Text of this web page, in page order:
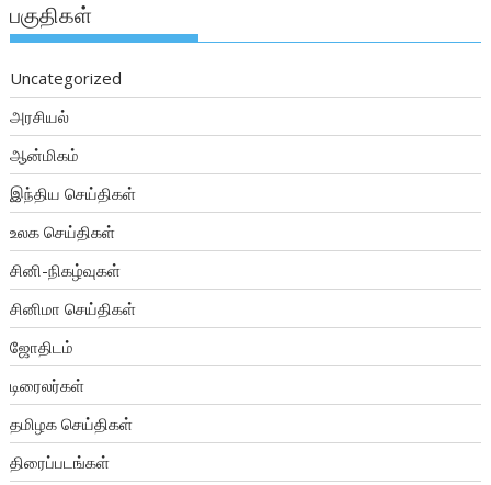
பகுதிகள்
Uncategorized
அரசியல்
ஆன்மிகம்
இந்திய செய்திகள்
உலக செய்திகள்
சினி-நிகழ்வுகள்
சினிமா செய்திகள்
ஜோதிடம்
டிரைலர்கள்
தமிழக செய்திகள்
திரைப்படங்கள்